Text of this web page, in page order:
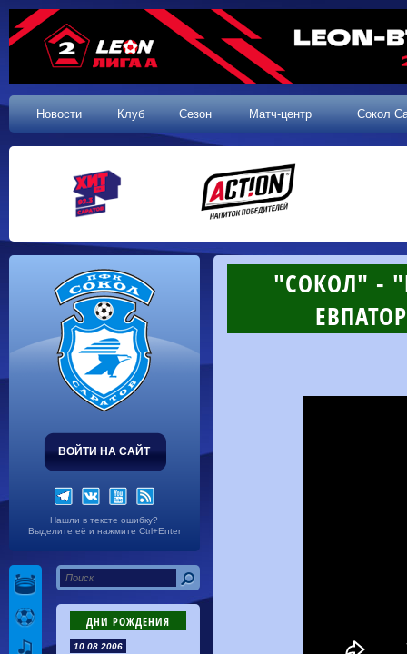
Новости Клуб Сезон Матч-центр Сокол
ВОЙТИ НА САЙТ
Нашли в тексте ошибку?
Выделите её и нажмите Ctrl+Enter
ДНИ РОЖДЕНИЯ
10.08.2006
"СОКОЛ" -